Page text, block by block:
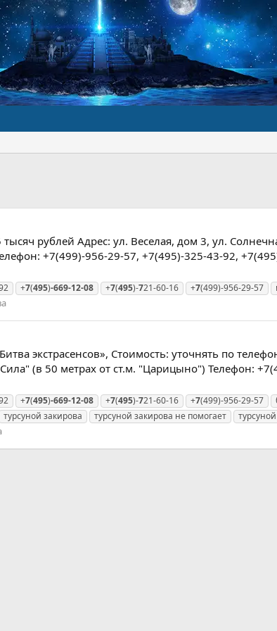
тысяч рублей Адрес: ул. Веселая, дом 3, ул.
+7(499)-956-29-57, +7(495)-325-43-92,
+7(495)-669-12-08 +7(495)-721-60-16 +7(499)-956-29-57
экстрасенсов», Стоимость: уточнять по
(в 50 метрах от ст.м. "Царицыно") Телефон:
+7(495)-669-12-08 +7(495)-721-60-16 +7(499)-956-29-57
турсуной закирова турсуной закирова не помогает